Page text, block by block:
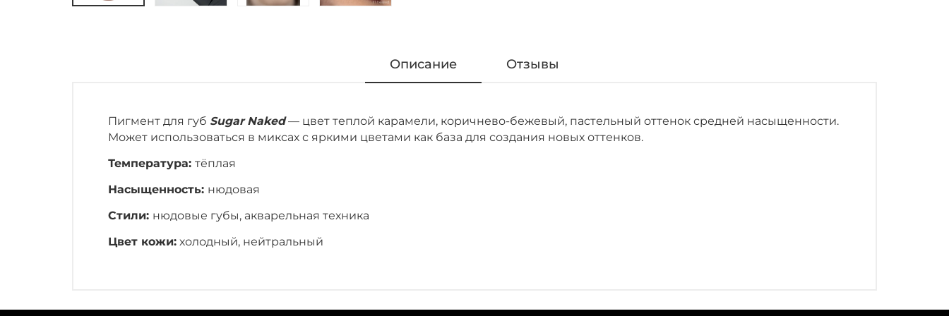
Описание Отзывы
Пигмент для губ Sugar Naked— цвет теплой карамели, коричнево-бежевый, пастельный оттенок средней насыщенности.
Может использоваться в миксах с яркими цветами как база для создания новых оттенков.
Температура: тёплая
Насыщенность: нюдовая
Стили: нюдовые губы, акварельная техника
Цвет кожи: холодный, нейтральный